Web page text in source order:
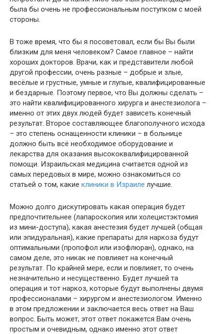
была бы очень не профессиональным поступком с моей
стороны.
В тоже время, что бы я посоветовал, если бы Вы были
близким для меня человеком? Самое главное – найти
хороших докторов. Врачи, как и представители любой
другой профессии, очень разные – добрые и злые,
весёлые и грустные, умные и глупые, квалифицированные
и бездарные. Поэтому первое, что Вы должны сделать –
это найти квалифицированного хирурга и анестезиолога –
именно от этих двух людей будет зависеть конечный
результат. Второе составляющее благополучного исхода
– это степень оснащенности клиники – в больнице
должно быть всё необходимое оборудование и
лекарства для оказания высококвалифицированной
помощи. Израильская медицина считается одной из
самых передовых в мире, можно ознакомиться со
статьей о том, какие клиники в Израиле лучшие.
Можно долго дискутировать какая операция будет
предпочтительнее (лапароскопия или холецистэктомия
из мини-доступа), какая анестезия будет лучшей (общая
или эпидуральная), какие препараты для наркоза будут
оптимальными (пропофол или изофлюран), однако, на
самом деле, это никак не повлияет на конечный
результат. По крайней мере, если и повлияет, то очень
незначительно и несущественно. Будет лучшей та
операция и тот наркоз, которые будут выполнены двумя
профессионалами – хирургом и анестезиологом. Именно
в этом предложении и заключается весь ответ на Ваш
вопрос. Быть может, этот ответ покажется Вам очень
простым и очевидным, однако именно этот ответ